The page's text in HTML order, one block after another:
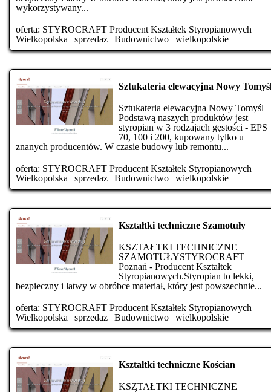
wykorzystywany...
oferta: STYROCRAFT Producent Kształtek Styropianowych
Wielkopolska | sprzedaz | Budownictwo | wielkopolskie
Sztukateria elewacyjna Nowy
Sztukateria elewacyjna Nowy Tomyśl
Podstawą naszych produktów jest
styropian w 3 rodzajach gęstości - EPS
70, 100 i 200, kupowany tylko u
znanych producentów. W czasie budowy lub remontu...
oferta: STYROCRAFT Producent Kształtek Styropianowych
Wielkopolska | sprzedaz | Budownictwo | wielkopolskie
Kształtki techniczne Szamotuły
KSZTAŁTKI TECHNICZNE
SZAMOTUŁYSTYROCRAFT
Poznań - Producent Kształtek
Styropianowych.Styropian to lekki,
bezpieczny i łatwy w obróbce materiał, który jest powszechnie...
oferta: STYROCRAFT Producent Kształtek Styropianowych
Wielkopolska | sprzedaz | Budownictwo | wielkopolskie
Kształtki techniczne Kościan
KSZTAŁTKI TECHNICZNE